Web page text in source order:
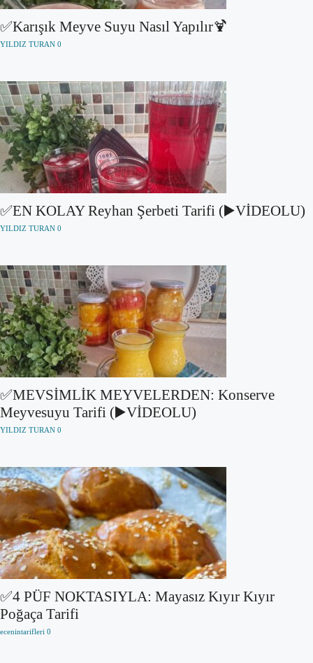
✅Karışık Meyve Suyu Nasıl Yapılır🍹
YILDIZ TURAN 0
✅EN KOLAY Reyhan Şerbeti Tarifi (▶️VİDEOLU)
YILDIZ TURAN 0
✅MEVSİMLİK MEYVELERDEN: Konserve
Meyvesuyu Tarifi (▶️VİDEOLU)
YILDIZ TURAN 0
✅4 PÜF NOKTASIYLA: Mayasız Kıyır Kıyır
Poğaça Tarifi
ecenintarifleri 0